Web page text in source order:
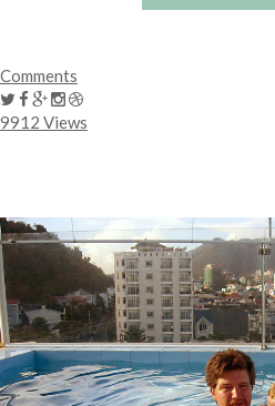
Comments
9912 Views